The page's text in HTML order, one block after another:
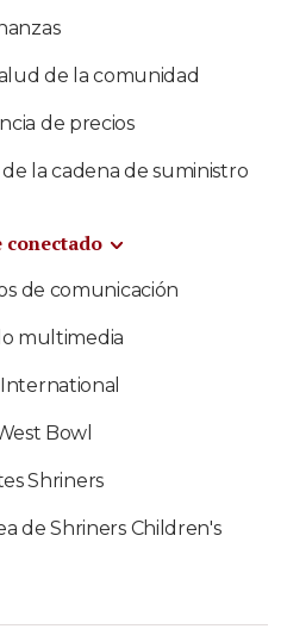
de la comunidad
de precios
la cadena de suministro
conectado
de comunicación
multimedia
Bowl
Shriners
de Shriners Children's